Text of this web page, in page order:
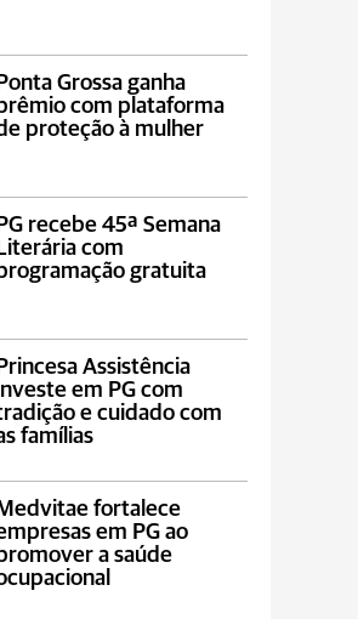
Grossa ganha
com plataforma
proteção à mulher
recebe 45ª Semana
Literária com
gratuita
Assistência
em PG com
e cuidado com
famílias
fortalece
em PG ao
a saúde